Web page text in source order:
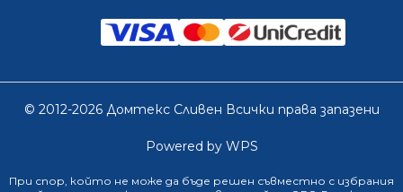
© 2012-2026 Домтекс Сливен Всички права запазени
Powered by WPS
При спор, който не може да бъде решен съвместно с избрания